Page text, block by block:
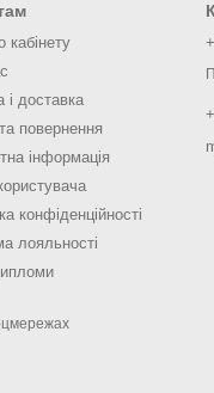
кабінету
і доставка
повернення
інформація
конфіденційності
лояльності